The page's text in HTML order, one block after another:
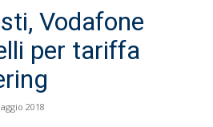
Vodafone
per tariffa
2018